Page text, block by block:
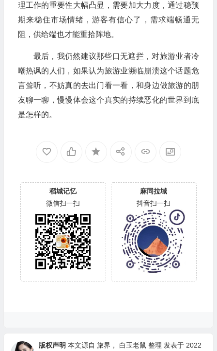
理工作的重要性大幅凸显，需要加大力度，通过稳预
期来稳住市场情绪，游客有信心了，需求端畅通无
阻，供给端也才能重拾阵地。
最后，我仍然建议那些口无遮拦，对旅游业者冷
嘲热讽的人们，如果认为旅游业濒临崩溃这个话题危
言耸听，不妨真的去出门看一看，和身边做旅游的朋
友聊一聊，慢慢体会这个真实的持续恶化的世界到底
是怎样的。
稻城记忆
微信扫一扫
麻同拉域
抖音扫一扫
版权声明 本文源自 旅界 ， 白玉老鼠 整理 发表于 2022